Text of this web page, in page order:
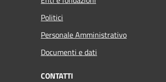
Politici
Personale Amministrativo
Documenti e dati
CONTATTI